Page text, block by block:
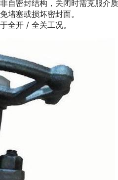
密封结构，关闭时需克服介质
堵塞或损坏密封面。
全开 / 全关工况。